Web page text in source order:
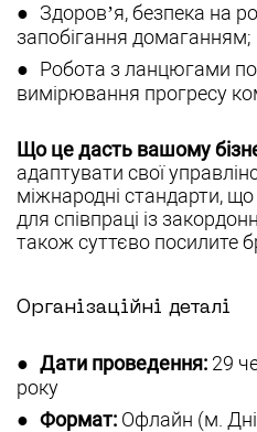
Здоров’я, безпека на
запобігання домаганням;
Робота з ланцюгами
вимірювання прогресу
Що це дасть вашому
адаптувати свої
міжнародні стандарти,
для співпраці із
також суттєво посилите
Організаційні деталі
Дати проведення: 29
року
Формат: Офлайн (м.